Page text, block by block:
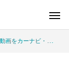
・車のDVDプレーヤーで見る方法